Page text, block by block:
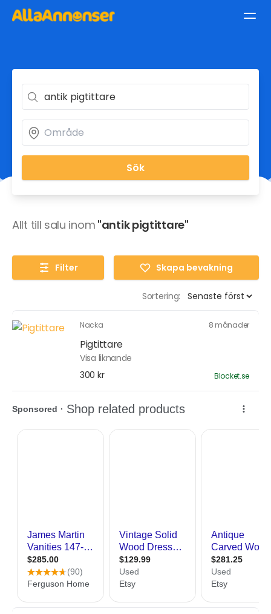
Sök
Allt till salu inom "antik pigtittare"
Filter Skapa bevakning
Sortering:
Nacka 8 månader
Pigtittare
Visa liknande
300 kr
Blocket.se